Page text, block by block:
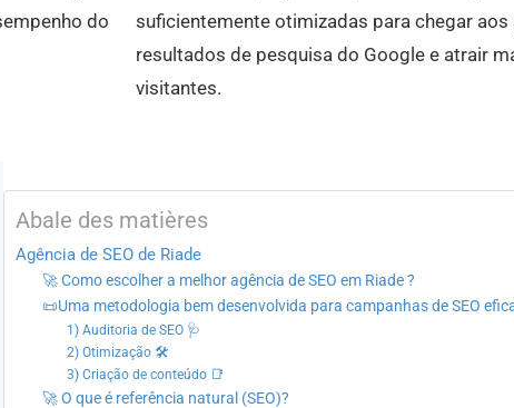
do
suficientemente otimizadas para chegar
resultados de pesquisa do Google e atrair
visitantes.
Abale des matières
Agência de SEO de Riade
🚀 Como escolher a melhor agência de SEO em Riade ?
📜Uma metodologia bem desenvolvida para campanhas de SEO
1) Auditoria de SEO 🩺
2) Otimização 🛠
3) Criação de conteúdo 📑
🚀 O que é referência natural (SEO)?